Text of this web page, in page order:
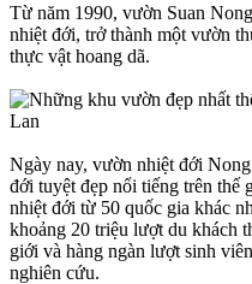
Từ năm 1990, vườn Suan
nhiệt đới, trở thành một vườn
thực vật hoang dã.
Ngày nay, vườn nhiệt đới
đới tuyệt đẹp nổi tiếng trên thế
nhiệt đới từ 50 quốc gia khác
khoảng 20 triệu lượt du khách
giới và hàng ngàn lượt sinh
nghiên cứu.